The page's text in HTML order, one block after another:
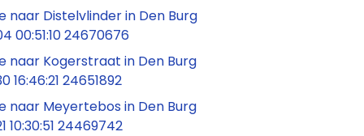
naar Distelvlinder in Den Burg
00:51:10 24670676
naar Kogerstraat in Den Burg
16:46:21 24651892
naar Meyertebos in Den Burg
10:30:51 24469742